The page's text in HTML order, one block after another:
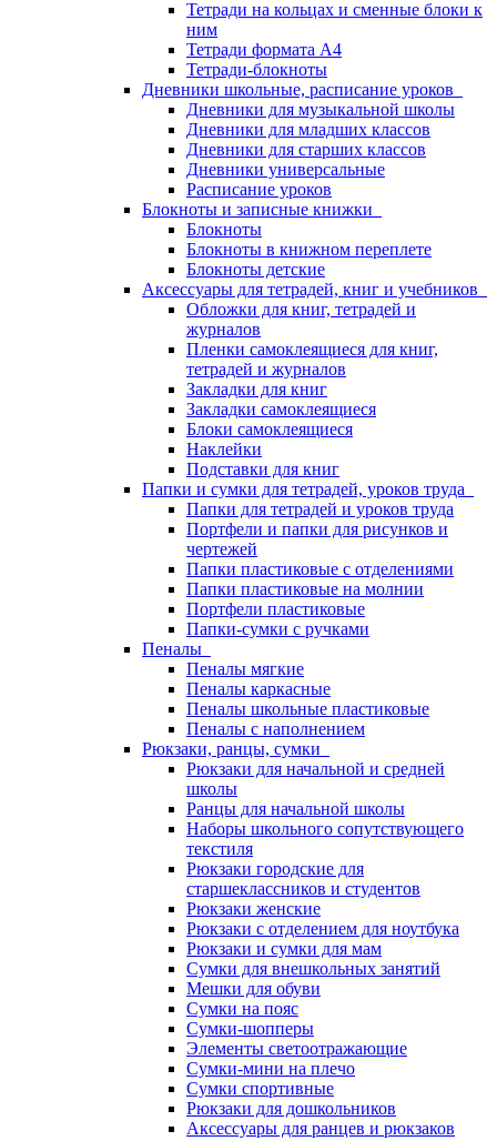
Тетради на кольцах и сменные блоки к
ним
Тетради формата А4
Тетради-блокноты
Дневники школьные, расписание уроков
Дневники для музыкальной школы
Дневники для младших классов
Дневники для старших классов
Дневники универсальные
Расписание уроков
Блокноты и записные книжки
Блокноты
Блокноты в книжном переплете
Блокноты детские
Аксессуары для тетрадей, книг и учебников
Обложки для книг, тетрадей и
журналов
Пленки самоклеящиеся для книг,
тетрадей и журналов
Закладки для книг
Закладки самоклеящиеся
Блоки самоклеящиеся
Наклейки
Подставки для книг
Папки и сумки для тетрадей, уроков труда
Папки для тетрадей и уроков труда
Портфели и папки для рисунков и
чертежей
Папки пластиковые с отделениями
Папки пластиковые на молнии
Портфели пластиковые
Папки-сумки с ручками
Пеналы
Пеналы мягкие
Пеналы каркасные
Пеналы школьные пластиковые
Пеналы с наполнением
Рюкзаки, ранцы, сумки
Рюкзаки для начальной и средней
школы
Ранцы для начальной школы
Наборы школьного сопутствующего
текстиля
Рюкзаки городские для
старшеклассников и студентов
Рюкзаки женские
Рюкзаки с отделением для ноутбука
Рюкзаки и сумки для мам
Сумки для внешкольных занятий
Мешки для обуви
Сумки на пояс
Сумки-шопперы
Элементы светоотражающие
Сумки-мини на плечо
Сумки спортивные
Рюкзаки для дошкольников
Аксессуары для ранцев и рюкзаков